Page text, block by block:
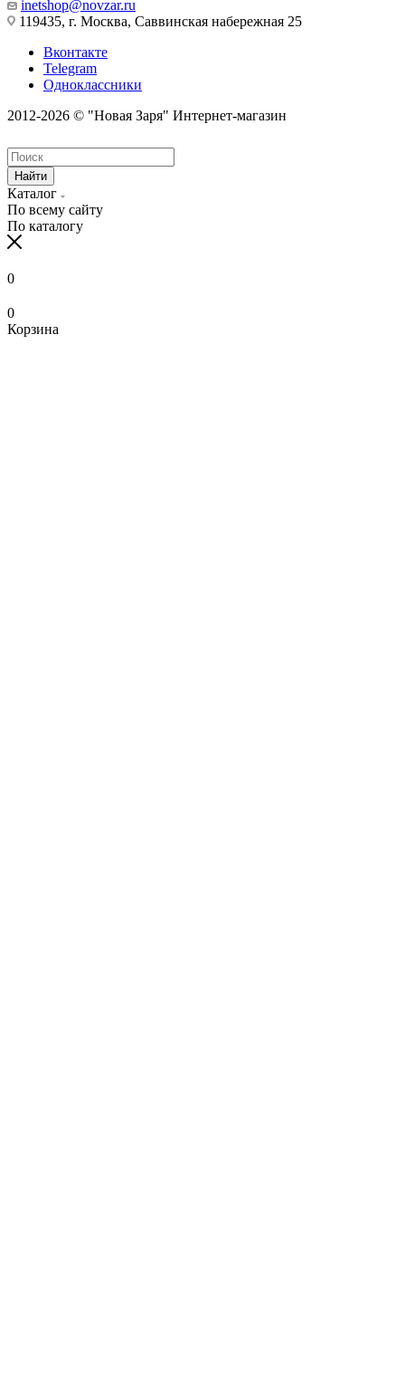
inetshop@novzar.ru
119435, г. Москва, Саввинская набережная 25
Вконтакте
Telegram
Одноклассники
2012-2026 © "Новая Заря" Интернет-магазин
Найти
Каталог
По всему сайту
По каталогу
0
0
Корзина